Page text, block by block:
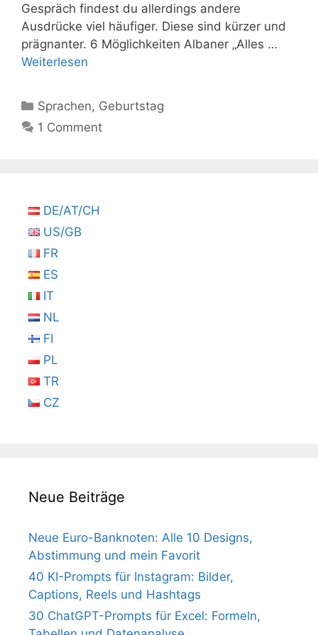
Gespräch findest du allerdings andere
Ausdrücke viel häufiger. Diese sind kürzer und
prägnanter. 6 Möglichkeiten Albaner „Alles …
Weiterlesen
Kategorien
Sprachen, Geburtstag
1 Comment
DE/AT/CH
US/GB
FR
ES
IT
NL
FI
PL
TR
CZ
Neue Beiträge
Neue Euro-Banknoten: Alle 10 Designs,
Abstimmung und mein Favorit
40 KI-Prompts für Instagram: Bilder,
Captions, Reels und Hashtags
30 ChatGPT-Prompts für Excel: Formeln,